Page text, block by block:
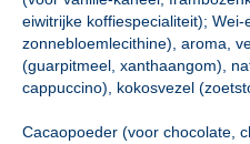
eiwitrijke koffiespecialiteit); Wei-
zonnebloemlecithine), aroma,
(guarpitmeel, xanthaangom),
cappuccino), kokosvezel
Cacaopoeder (voor chocolate,